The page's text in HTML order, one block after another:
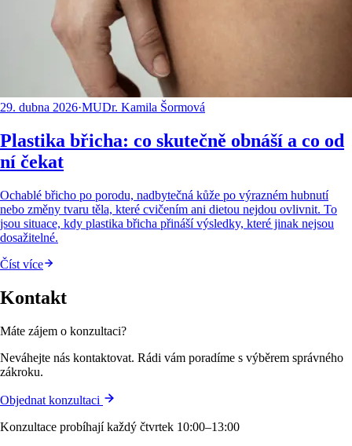
29. dubna 2026·MUDr. Kamila Šormová
Plastika břicha: co skutečně obnáší a co od
ní čekat
Ochablé břicho po porodu, nadbytečná kůže po výrazném hubnutí
nebo změny tvaru těla, které cvičením ani dietou nejdou ovlivnit. To
jsou situace, kdy plastika břicha přináší výsledky, které jinak nejsou
dosažitelné.
Číst více
Kontakt
Máte zájem o konzultaci?
Neváhejte nás kontaktovat. Rádi vám poradíme s výběrem správného
zákroku.
Objednat konzultaci
Konzultace probíhají každý čtvrtek 10:00–13:00